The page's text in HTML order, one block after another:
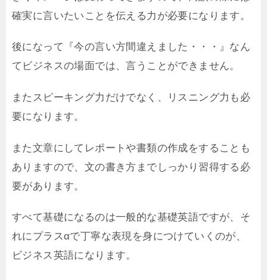
確実に言いたいことを伝える力が必要になります。
後になって『今の言い方間違えました・・・』なん
てビジネスの場面では、言うことができません。
またスピーキング力だけでなく、リスニング力も必
要になります。
また文章にしてレポートや書類の作成をすることも
ありますので、文の書き方までしっかり習得する必
要があります。
すべて基礎になるのは一般的な基礎英語ですが、そ
れにプラスαで丁寧な表現を身につけていくのが、
ビジネス英語になります。